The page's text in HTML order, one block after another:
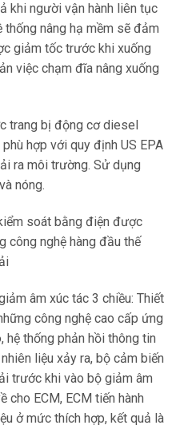
khi người vận hành liên tục
nâng hạ mềm sẽ đảm
giảm tốc trước khi xuống
việc chạm đĩa nâng xuống
trang bị động cơ diesel
hợp với quy định US EPA
ra môi trường. Sử dụng
nóng.
soát bằng điện được
công nghệ hàng đầu thế
âm xúc tác 3 chiều: Thiết
công nghệ cao cấp ứng
hệ thống phản hồi thông tin
liệu xảy ra, bộ cảm biến
trước khi vào bộ giảm âm
cho ECM, ECM tiến hành
ở mức thích hợp, kết quả là